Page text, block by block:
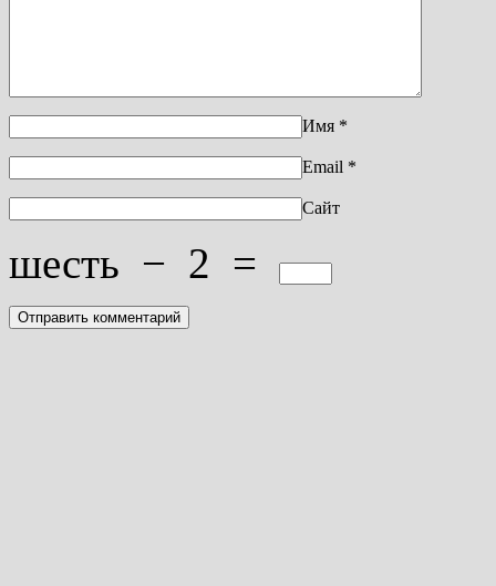
Имя *
Email *
Сайт
шесть − 2 =